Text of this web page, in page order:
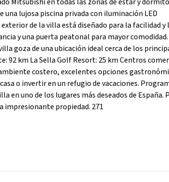
Mitsubishi en todas las zonas de estar y
lujosa piscina privada con iluminación LED
de la villa está diseñado para la facilidad y
y una puerta peatonal para mayor comodidad.
goza de una ubicación ideal cerca de los
92 km La Sella Golf Resort: 25 km Centros
costero, excelentes opciones
o invertir en un refugio de vacaciones.
en uno de los lugares más deseados de España.
impresionante propiedad. 271